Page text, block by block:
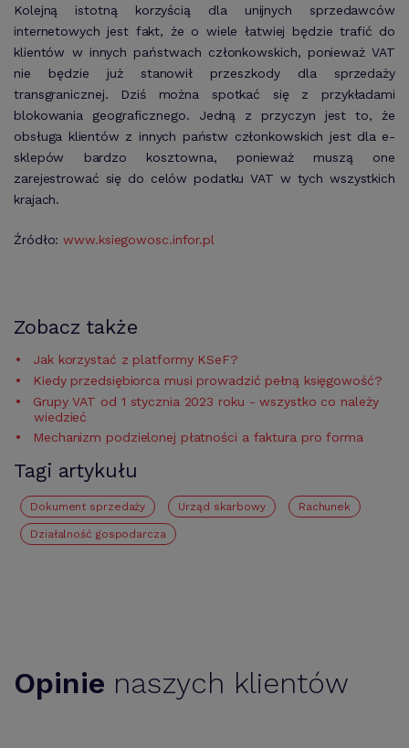
Kolejną istotną korzyścią dla unijnych sprzedawców
internetowych jest fakt, że o wiele łatwiej będzie trafić do
klientów w innych państwach członkowskich, ponieważ VAT
nie będzie już stanowił przeszkody dla sprzedaży
transgranicznej. Dziś można spotkać się z przykładami
blokowania geograficznego. Jedną z przyczyn jest to, że
obsługa klientów z innych państw członkowskich jest dla e-
sklepów bardzo kosztowna, ponieważ muszą one
zarejestrować się do celów podatku VAT w tych wszystkich
krajach.
Źródło:www.ksiegowosc.infor.pl
Zobacz także
Jak korzystać z platformy KSeF?
Kiedy przedsiębiorca musi prowadzić pełną księgowość?
Grupy VAT od 1 stycznia 2023 roku - wszystko co należy
wiedzieć
Mechanizm podzielonej płatności a faktura pro forma
Tagi artykułu
Dokument sprzedaży urząd skarbowy rachunek
działalność gospodarcza
Opinie naszych klientów